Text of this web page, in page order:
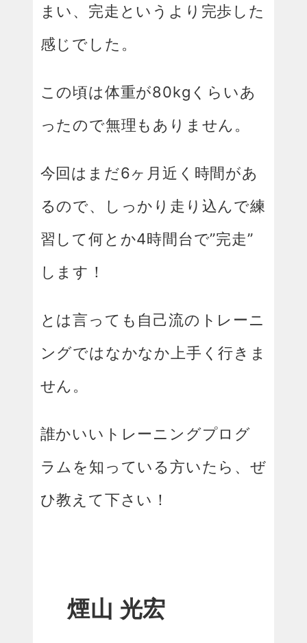
まい、完走というより完歩した
感じでした。
この頃は体重が80kgくらいあ
ったので無理もありません。
今回はまだ6ヶ月近く時間があ
るので、しっかり走り込んで練
習して何とか4時間台で”完走”
します！
とは言っても自己流のトレーニ
ングではなかなか上手く行きま
せん。
誰かいいトレーニングプログ
ラムを知っている方いたら、ぜ
ひ教えて下さい！
煙山 光宏